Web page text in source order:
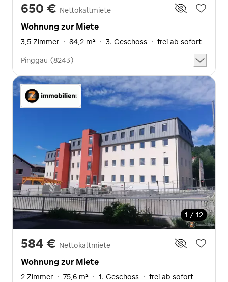
650 € Nettokaltmiete
Wohnung zur Miete
3,5 Zimmer · 84,2 m² · 3. Geschoss · frei ab sofort
Pinggau (8243)
1 / 12
584 € Nettokaltmiete
Wohnung zur Miete
2 Zimmer · 75,6 m² · 1. Geschoss · frei ab sofort